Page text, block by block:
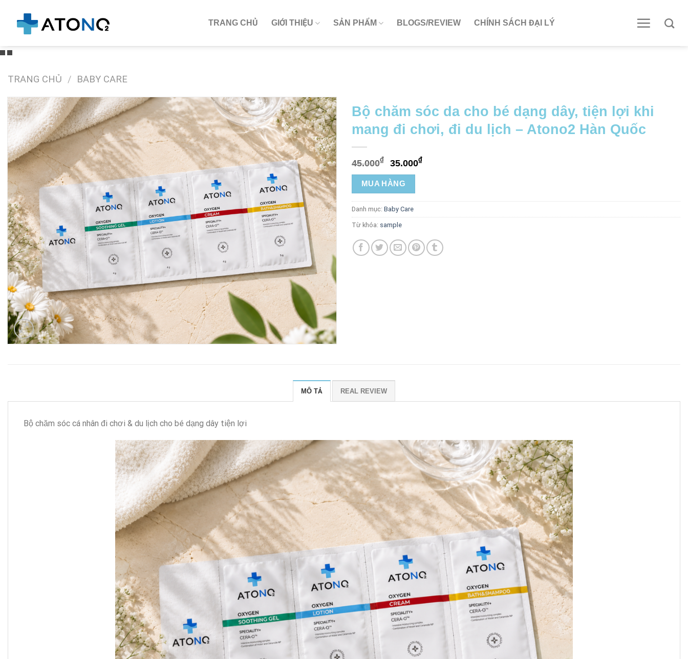
content
TRANG CHỦ GIỚI THIỆU SẢN PHẨM BLOGS/REVIEW CHÍNH SÁCH ĐẠI LÝ
TRANG CHỦ / BABY CARE
Bộ chăm sóc da cho bé dạng dây, tiện lợi khi
mang đi chơi, đi du lịch – Atono2 Hàn Quốc
45.000₫ 35.000₫
MUA HÀNG
Danh mục: Baby Care
Từ khóa: sample
MÔ TẢ REAL REVIEW
Bộ chăm sóc cá nhân đi chơi & du lịch cho bé dạng dây tiện lợi